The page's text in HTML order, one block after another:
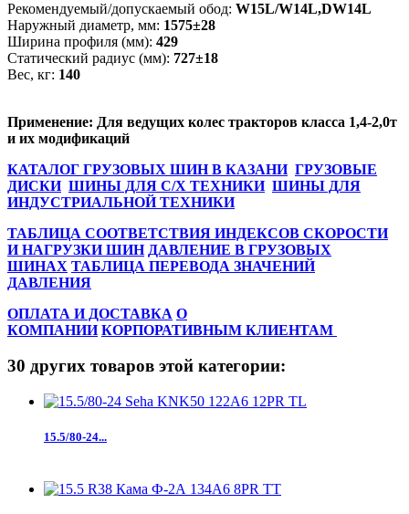
Рекомендуемый/допускаемый обод: W15L/W14L,DW14L
Наружный диаметр, мм: 1575±28
Ширина профиля (мм): 429
Статический радиус (мм): 727±18
Вес, кг: 140
Применение: Для ведущих колес тракторов класса 1,4-2,0т
и их модификаций
КАТАЛОГ ГРУЗОВЫХ ШИН В КАЗАНИ ГРУЗОВЫЕ
ДИСКИ ШИНЫ ДЛЯ С/Х ТЕХНИКИ ШИНЫ ДЛЯ
ИНДУСТРИАЛЬНОЙ ТЕХНИКИ
ТАБЛИЦА СООТВЕТСТВИЯ ИНДЕКСОВ СКОРОСТИ
И НАГРУЗКИ ШИН ДАВЛЕНИЕ В ГРУЗОВЫХ
ШИНАХ ТАБЛИЦА ПЕРЕВОДА ЗНАЧЕНИЙ
ДАВЛЕНИЯ
ОПЛАТА И ДОСТАВКА О
КОМПАНИИ КОРПОРАТИВНЫМ КЛИЕНТАМ
30 других товаров этой категории:
15.5/80-24...